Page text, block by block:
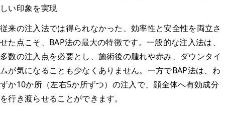
しい印象を実現
従来の注入法では得られなかった、効率性と安全性を両立さ
せた点こそ、BAP法の最大の特徴です。一般的な注入法は、
多数の注入点を必要とし、施術後の腫れや赤み、ダウンタイ
ムが気になることも少なくありません。一方でBAP法は、わ
ずか10か所（左右5か所ずつ）の注入で、顔全体へ有効成分
を行き渡らせることができます。